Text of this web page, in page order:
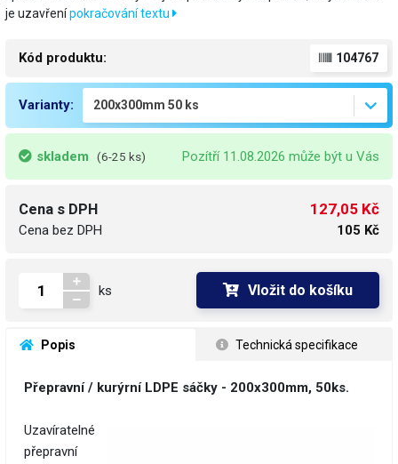
je uzavřenípokračování textu
Kód produktu: 104767
Varianty:
skladem (6-25 ks) Pozítří 11.08.2026 může být u Vás
Cena s DPH
Cena bez DPH
127,05 Kč
105 Kč
ks Vložit do košíku
Popis Technická specifikace
Přepravní / kurýrní LDPE sáčky - 200x300mm, 50ks.
Uzavíratelné
přepravní